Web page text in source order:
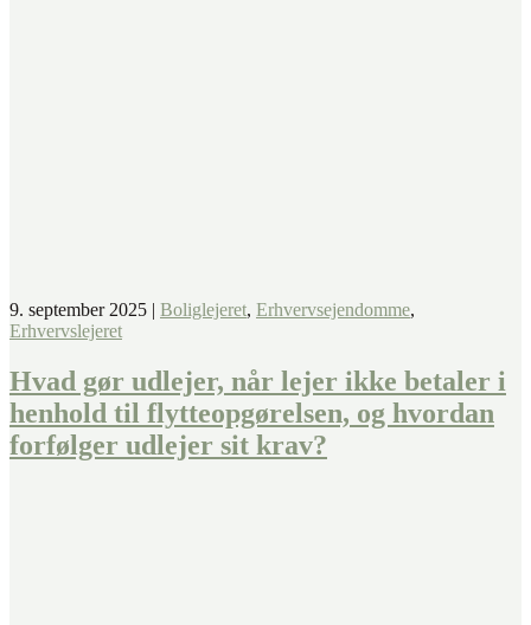
9. september 2025 | Boliglejeret, Erhvervsejendomme,
Erhvervslejeret
Hvad gør udlejer, når lejer ikke betaler i
henhold til flytteopgørelsen, og hvordan
forfølger udlejer sit krav?